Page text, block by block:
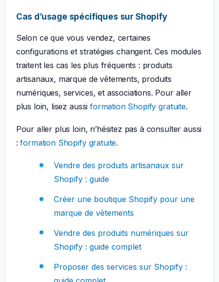
Cas d’usage spécifiques sur Shopify
Selon ce que vous vendez, certaines
configurations et stratégies changent. Ces modules
traitent les cas les plus fréquents : produits
artisanaux, marque de vêtements, produits
numériques, services, et associations. Pour aller
plus loin, lisez aussiformation Shopify gratuite.
Pour aller plus loin, n’hésitez pas à consulter aussi
:formation Shopify gratuite.
Vendre des produits artisanaux sur
Shopify : guide
Créer une boutique Shopify pour une
marque de vêtements
Vendre des produits numériques sur
Shopify : guide complet
Proposer des services sur Shopify :